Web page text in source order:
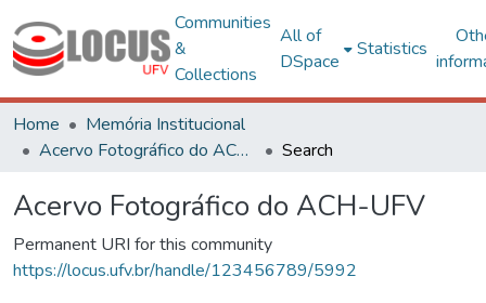
Communities
&
Collections
All of
DSpace
Statistics
Home
Memória Institucional
Acervo Fotográfico do ACH-UFV
Search
Acervo Fotográfico do ACH-UFV
Permanent URI for this community
https://locus.ufv.br/handle/123456789/5992